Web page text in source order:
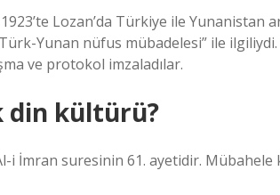
Lozan’da Türkiye ile
Yunan nüfus mübadelesi” ile
ve protokol imzaladılar.
din kültürü?